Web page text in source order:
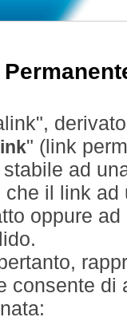
" (link
ad
il link
oppure
consente